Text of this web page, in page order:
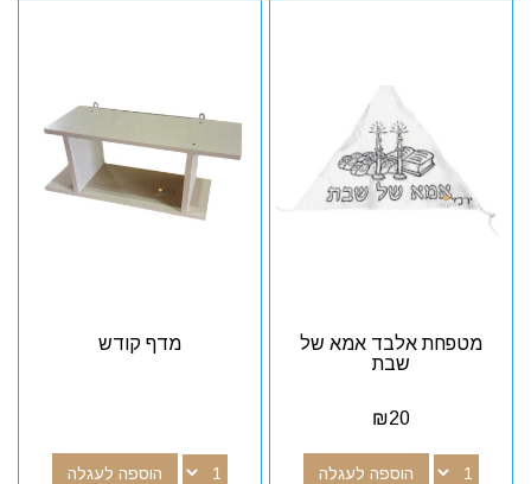
מטפחת אלבד אמא של
שבת
₪20
הוספה לעגלה
מדף קודש
הוספה לעגלה